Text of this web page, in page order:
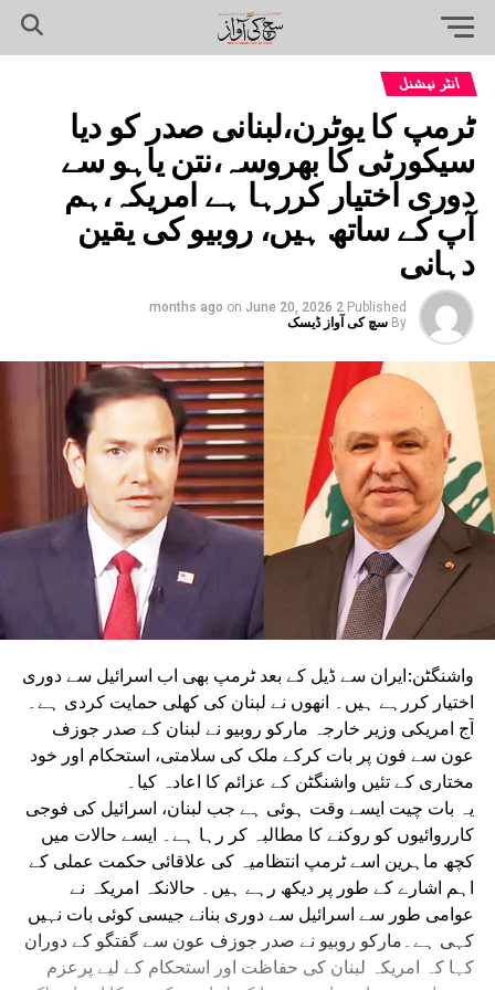
انٹر نیشنل
ٹرمپ کا یوٹرن،لبنانی صدر کو دیا
سیکورٹی کا بھروسہ،نتن یاہو سے
دوری اختیار کررہا ہے امریکہ،ہم
آپ کے ساتھ ہیں، روبیو کی یقین
دہانی
Published
2 months ago
on June 20, 2026
By سچ کی آواز ڈیسک
واشنگٹن:ایران سے ڈیل کے بعد ٹرمپ بھی اب اسرائیل سے دوری
اختیار کررہے ہیں۔ انھوں نے لبنان کی کھلی حمایت کردی ہے۔
آج امریکی وزیر خارجہ مارکو روبیو نے لبنان کے صدر جوزف
عون سے فون پر بات کرکے ملک کی سلامتی، استحکام اور خود
مختاری کے تئیں واشنگٹن کے عزائم کا اعادہ کیا۔
یہ بات چیت ایسے وقت ہوئی ہے جب لبنان، اسرائیل کی فوجی
کارروائیوں کو روکنے کا مطالبہ کر رہا ہے۔ ایسے حالات میں
کچھ ماہرین اسے ٹرمپ انتظامیہ کی علاقائی حکمت عملی کے
اہم اشارے کے طور پر دیکھ رہے ہیں۔ حالانکہ امریکہ نے
عوامی طور سے اسرائیل سے دوری بنانے جیسی کوئی بات نہیں
کہی ہے۔مارکو روبیو نے صدر جوزف عون سے گفتگو کے دوران
کہا کہ امریکہ لبنان کی حفاظت اور استحکام کے لیے پرعزم